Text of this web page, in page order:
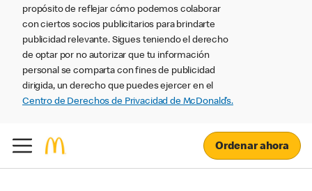
propósito de reflejar cómo podemos colaborar
con ciertos socios publicitarios para brindarte
publicidad relevante. Sigues teniendo el derecho
de optar por no autorizar que tu información
personal se comparta con fines de publicidad
dirigida, un derecho que puedes ejercer en el
Centro de Derechos de Privacidad de McDonald’s.
Ordenar ahora